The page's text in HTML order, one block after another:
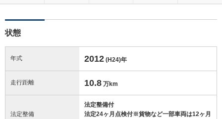
状態
年式 2012 (H24)年
走行距離 10.8 万km
法定整備
法定整備付
法定24ヶ月点検付※貨物など一部車両は12ヶ月